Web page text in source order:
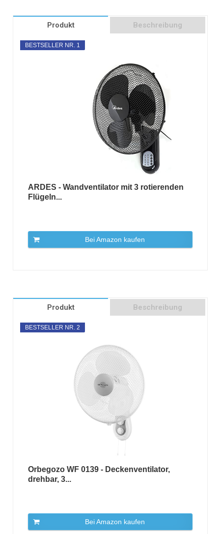
Produkt Beschreibung
BESTSELLER NR. 1
ARDES - Wandventilator mit 3 rotierenden
Flügeln...
Bei Amazon kaufen
Produkt Beschreibung
BESTSELLER NR. 2
Orbegozo WF 0139 - Deckenventilator,
drehbar, 3...
Bei Amazon kaufen